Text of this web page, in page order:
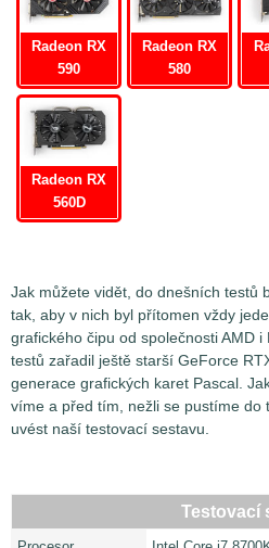
Radeon RX
590
Radeon RX
580
Radeon RX
560D
Jak můžete vidět, do dnešních testů
tak, aby v nich byl přítomen vždy
grafického čipu od společnosti AMD
testů zařadil ještě starší GeForce
generace grafických karet Pascal.
víme a před tím, nežli se pustíme do
uvést naší testovací sestavu.
Testovací